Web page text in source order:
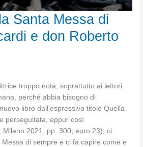
Santa Messa di
e don Roberto
troppo nota, soprattutto ai lettori
perché abbia bisogno di
libro dall’espressivo titolo Quella
perseguitata, eppur così
Milano 2021, pp. 300, euro 23), ci
di sempre e ci fa capire come e